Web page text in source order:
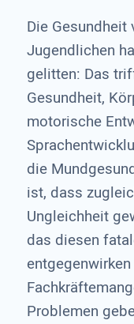
Die Gesundheit
Jugendlichen
gelitten: Das
Gesundheit,
motorische
die
ist, dass
Ungleichheit
das diesen
Problemen